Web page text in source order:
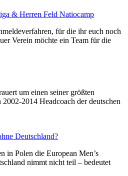
& Herren Feld Natiocamp
für die ihr euch noch
Verein möchte ein Team für die
um einen seiner größten
2014 Headcoach der deutschen
Deutschland?
in Polen die European Men’s
nimmt nicht teil – bedeutet